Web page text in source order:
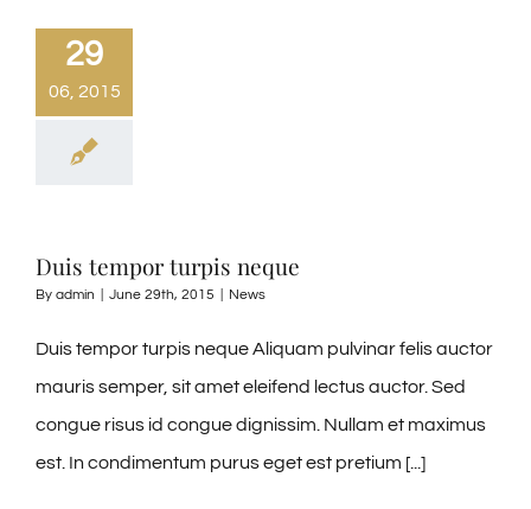
29
06, 2015
Duis tempor turpis neque
By admin June 29th, 2015 News
Duis tempor turpis neque Aliquam pulvinar felis auctor
mauris semper, sit amet eleifend lectus auctor. Sed
congue risus id congue dignissim. Nullam et maximus
est. In condimentum purus eget est pretium [...]